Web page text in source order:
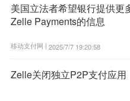
美国立法者希望银行提供更
Zelle Payments的信息
移动支付网 | 2025/7/7 19:20:58
Zelle关闭独立P2P支付应用